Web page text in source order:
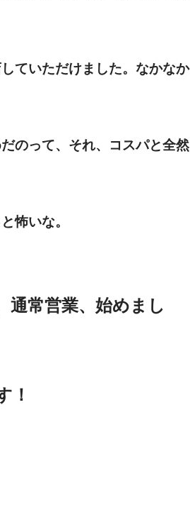
ていただけました。なかなか
のって、それ、コスパと全然
怖いな。
通常営業、始めまし
！